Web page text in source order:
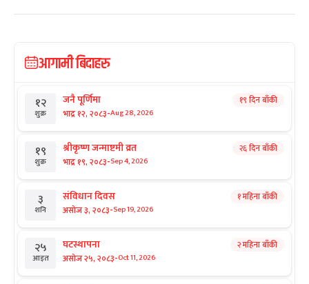
आगामी बिदाहरु
१२
शुक्र
जनै पूर्णिमा
भाद्र १२, २०८३-Aug 28, 2026
१९ दिन बाँकी
१९
शुक्र
श्रीकृष्ण जन्माष्टमी व्रत
भाद्र १९, २०८३-Sep 4, 2026
२६ दिन बाँकी
३
शनि
संविधान दिवस
असोज ३, २०८३-Sep 19, 2026
१ महिना बाँकी
२५
आइत
घटस्थापना
असोज २५, २०८३-Oct 11, 2026
२ महिना बाँकी